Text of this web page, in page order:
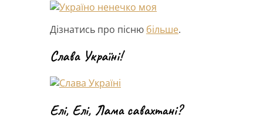
Дізнатись про пісню більше.
Слава Україні!
Елі, Елі, Лама савахтані?